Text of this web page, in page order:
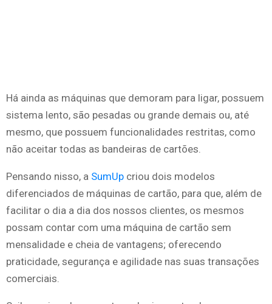
Há ainda as máquinas que demoram para ligar, possuem
sistema lento, são pesadas ou grande demais ou, até
mesmo, que possuem funcionalidades restritas, como
não aceitar todas as bandeiras de cartões.
Pensando nisso, a SumUp criou dois modelos
diferenciados de máquinas de cartão, para que, além de
facilitar o dia a dia dos nossos clientes, os mesmos
possam contar com uma máquina de cartão sem
mensalidade e cheia de vantagens; oferecendo
praticidade, segurança e agilidade nas suas transações
comerciais.